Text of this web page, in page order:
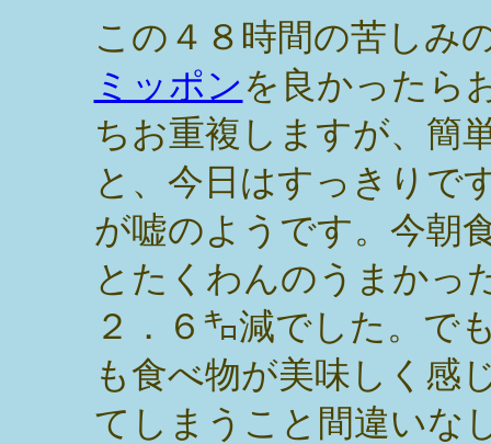
この４８時間の苦しみ
ミッポンを良かったら
ちお重複しますが、簡
と、今日はすっきりで
が嘘のようです。今朝
とたくわんのうまかっ
２．６㌔減でした。で
も食べ物が美味しく感
てしまうこと間違いな